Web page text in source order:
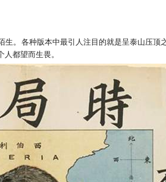
。各种版本中最引人注目的就是呈泰山压顶
都望而生畏。